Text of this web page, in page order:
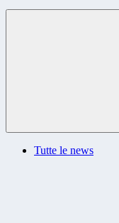
Tutte le news